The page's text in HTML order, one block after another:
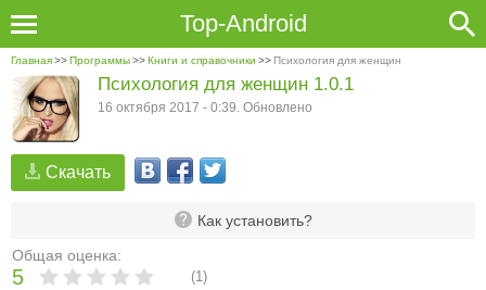
Top-Android
Главная>>Программы>>Книги и справочники >> Психология для женщин
Скачать
Как установить?
Общая оценка:
5 (1)
Психология для женщин 1.0.1
16 октября 2017 - 0:39. Обновлено